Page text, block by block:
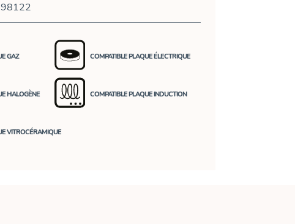
GAZ COMPATIBLE PLAQUE ÉLECTRIQUE
HALOGÈNE COMPATIBLE PLAQUE INDUCTION
VITROCÉRAMIQUE